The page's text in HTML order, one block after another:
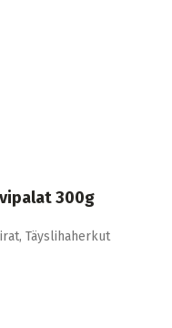
300g
, Täyslihaherkut